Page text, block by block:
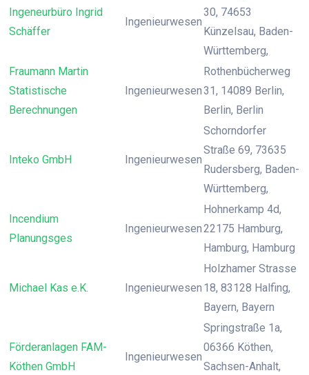
Ingeneurbüro Ingrid
Schäffer
Ingenieurwesen
30, 74653
Künzelsau, Baden-
Württemberg,
Fraumann Martin
Statistische
Berechnungen
Ingenieurwesen
Rothenbücherweg
31, 14089 Berlin,
Berlin, Berlin
Inteko GmbH Ingenieurwesen
Schorndorfer
Straße 69, 73635
Rudersberg, Baden-
Württemberg,
Incendium
Planungsges
Ingenieurwesen
Hohnerkamp 4d,
22175 Hamburg,
Hamburg, Hamburg
Michael Kas e.K. Ingenieurwesen
Holzhamer Strasse
18, 83128 Halfing,
Bayern, Bayern
Förderanlagen FAM-
Köthen GmbH
Ingenieurwesen
Springstraße 1a,
06366 Köthen,
Sachsen-Anhalt,